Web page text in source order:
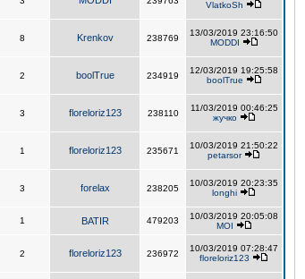
VlatkoSh
8 Krenkov 238769
13/03/2019 23:16:50
MODDI
2 boolTrue 234919
12/03/2019 19:25:58
boolTrue
3 floreloriz123 238110
11/03/2019 00:46:25
жучко
1 floreloriz123 235671
10/03/2019 21:50:22
petarsor
3 forelax 238205
10/03/2019 20:23:35
longhi
1 BATIR 479203
10/03/2019 20:05:08
MOI
2 floreloriz123 236972
10/03/2019 07:28:47
floreloriz123